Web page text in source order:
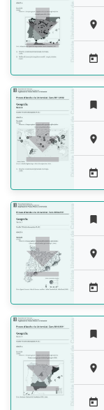
 












